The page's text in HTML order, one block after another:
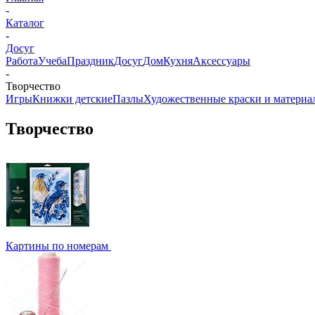
-
Каталог
-
Досуг
РаботаУчебаПраздникДосугДомКухняАксессуары
-
Творчество
ИгрыКнижки детскиеПазлыХудожественные краски и
Творчество
Картины по номерам